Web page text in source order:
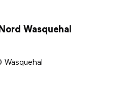
Wasquehal